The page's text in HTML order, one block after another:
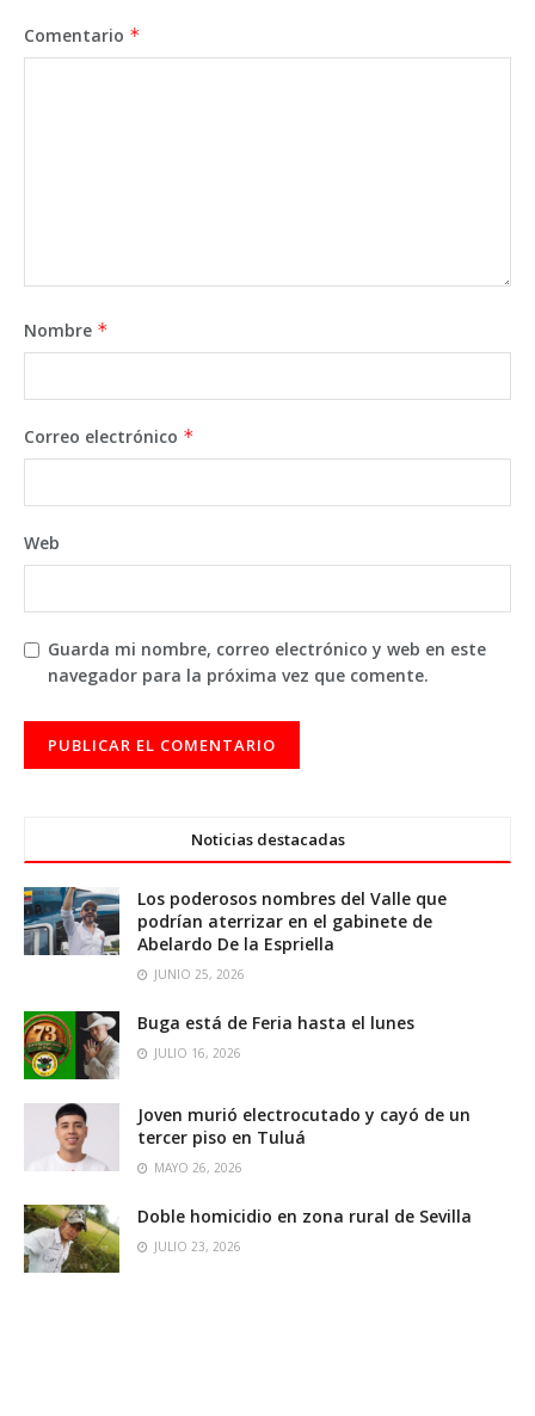
Comentario *
Nombre *
Correo electrónico *
Web
Guarda mi nombre, correo electrónico y web en este
navegador para la próxima vez que comente.
Noticias destacadas
Los poderosos nombres del Valle que
podrían aterrizar en el gabinete de
Abelardo De la Espriella
JUNIO 25, 2026
Buga está de Feria hasta el lunes
JULIO 16, 2026
Joven murió electrocutado y cayó de un
tercer piso en Tuluá
MAYO 26, 2026
Doble homicidio en zona rural de Sevilla
JULIO 23, 2026